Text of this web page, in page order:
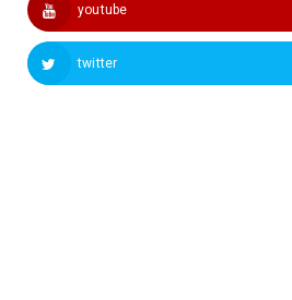
youtube
twitter